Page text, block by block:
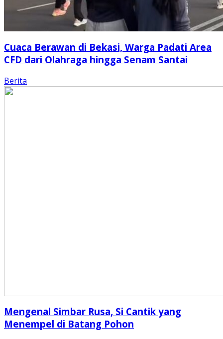
Cuaca Berawan di Bekasi, Warga Padati Area
CFD dari Olahraga hingga Senam Santai
Berita
Mengenal Simbar Rusa, Si Cantik yang
Menempel di Batang Pohon